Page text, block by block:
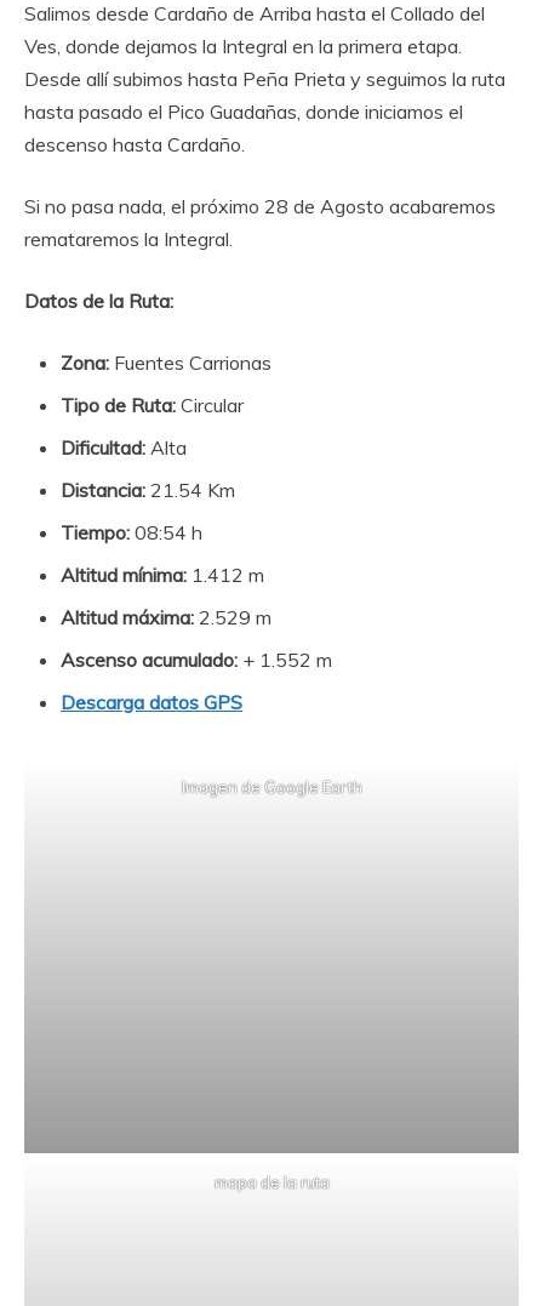
Salimos desde Cardaño de Arriba hasta el Collado del
Ves, donde dejamos la Integral en la primera etapa.
Desde allí subimos hasta Peña Prieta y seguimos la ruta
hasta pasado el Pico Guadañas, donde iniciamos el
descenso hasta Cardaño.
Si no pasa nada, el próximo 28 de Agosto acabaremos
remataremos la Integral.
Datos de la Ruta:
Zona: Fuentes Carrionas
Tipo de Ruta: Circular
Dificultad: Alta
Distancia: 21.54 Km
Tiempo: 08:54 h
Altitud mínima: 1.412 m
Altitud máxima: 2.529 m
Ascenso acumulado: + 1.552 m
Descarga datos GPS
Imagen de Google Earth
mapa de la ruta